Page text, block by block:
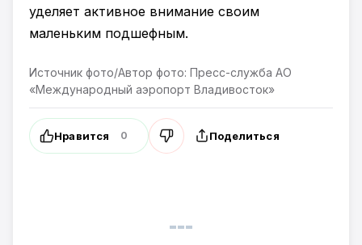
уделяет активное внимание своим
маленьким подшефным.
Источник фото/Автор фото: Пресс-служба АО
«Международный аэропорт Владивосток»
Нравится 0 Поделиться